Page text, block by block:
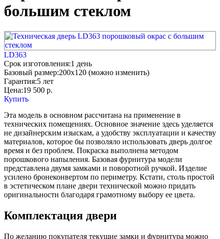
большим стеклом
LD363
Срок изготовления:1 день
Базовый размер:200x120 (можно изменить)
Гарантия:5 лет
Цена:19 500 р.
Купить
Эта модель в основном рассчитана на применение в
технических помещениях. Основное значение здесь уделяется
не дизайнерским изыскам, а удобству эксплуатации и качеству
материалов, которое бы позволяло использовать дверь долгое
время и без проблем. Покраска выполнена методом
порошкового напыления. Базовая фурнитура модели
представлена двумя замками и поворотной ручкой. Изделие
усилено бронеконвертом по периметру. Кстати, столь простой
в эстетическом плане двери технической можно придать
оригинальности благодаря грамотному выбору ее цвета.
Комплектация двери
По желанию покупателя текущие замки и фурнитура можно